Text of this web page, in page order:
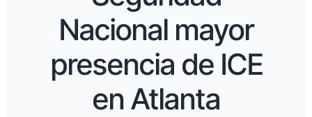
Nacional mayor
presencia de ICE
en Atlanta